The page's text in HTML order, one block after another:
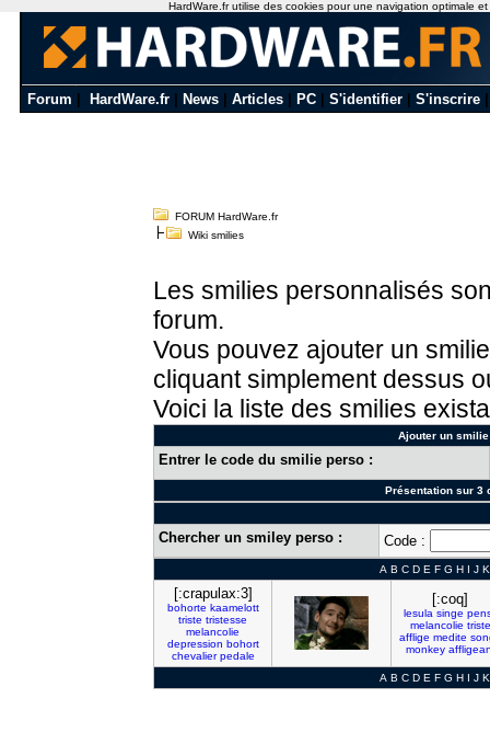
Forum HardWare.fr News Articles PC S'identifier S'inscrire
FORUM HardWare.fr
Wiki smilies
Les smilies personnalisés
forum.
Vous pouvez ajouter un
cliquant simplement dessus
Voici la liste des smilies
Ajouter un
Entrer le code du smilie perso :
Présentation sur 3
Chercher un smiley perso : Code :
A B C D E F G H I J K
[:crapulax:3]
bohorte kaamelott
triste tristesse
melancolie
depression bohort
chevalier pedale
[:coq]
lesula singe
melancolie triste
afflige medite
monkey
A B C D E F G H I J K
HardWare.fr utilise des cookies pour une navigation optimale